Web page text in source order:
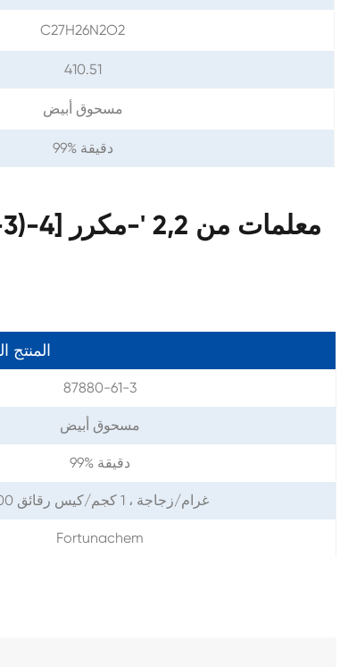
C27H26N2O2
410.51
مسحوق أبيض
99% دقيقة
المنتج
87880-61-3
مسحوق أبيض
99% دقيقة
100 غرام/زجاجة ، 1 كجم/كيس رقائق
Fortunachem